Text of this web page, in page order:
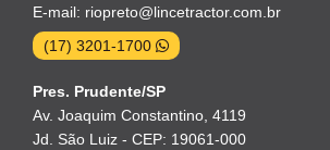
E-mail: riopreto@lincetractor.com.br
(17) 3201-1700
Pres. Prudente/SP
Av. Joaquim Constantino, 4119
Jd. São Luiz - CEP: 19061-000